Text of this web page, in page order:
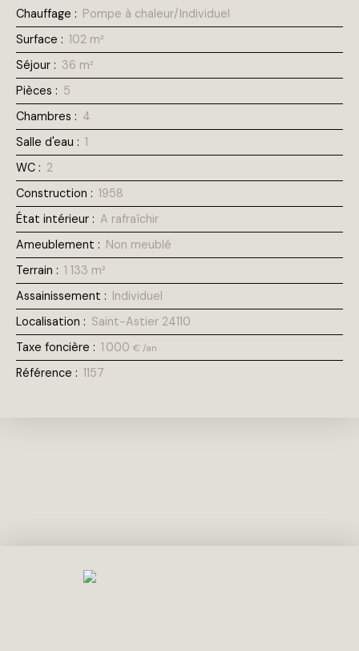
Chauffage : Pompe à chaleur/Individuel
Surface : 102 m²
Séjour : 36 m²
Pièces : 5
Chambres : 4
Salle d'eau : 1
WC : 2
Construction : 1958
État intérieur : A rafraîchir
Ameublement : Non meublé
Terrain : 1 133 m²
Assainissement : Individuel
Localisation : Saint-Astier 24110
Taxe foncière : 1 000 € /an
Référence : 1157